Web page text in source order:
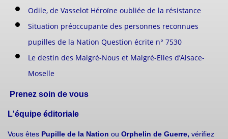
Odile, de Vasselot Héroïne oubliée de la résistance
Situation préoccupante des personnes reconnues
pupilles de la Nation Question écrite n° 7530
Le destin des Malgré-Nous et Malgré-Elles d’Alsace-
Moselle
Prenez soin de vous
L'équipe éditoriale
Vous êtes Pupille de la Nation ou Orphelin de Guerre, vérifiez